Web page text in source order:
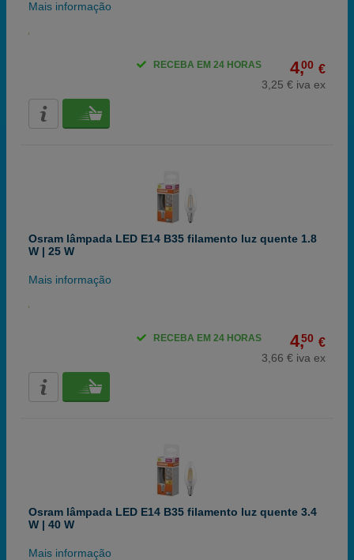
Mais informação
4,00 €
3,25 € iva ex
RECEBA EM 24 HORAS
Osram lâmpada LED E14 B35 filamento luz quente 1.8
W | 25 W
Mais informação
4,50 €
3,66 € iva ex
RECEBA EM 24 HORAS
Osram lâmpada LED E14 B35 filamento luz quente 3.4
W | 40 W
Mais informação